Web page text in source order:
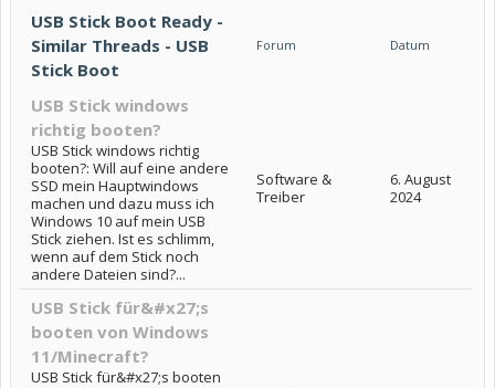
USB Stick Boot Ready -
Similar Threads - USB
Stick Boot
Forum Datum
USB Stick windows
richtig booten?
USB Stick windows richtig
booten?: Will auf eine andere
SSD mein Hauptwindows
machen und dazu muss ich
Windows 10 auf mein USB
Stick ziehen. Ist es schlimm,
wenn auf dem Stick noch
andere Dateien sind?...
Software &
Treiber
6. August
2024
USB Stick für&#x27;s
booten von Windows
11/Minecraft?
USB Stick für&#x27;s booten